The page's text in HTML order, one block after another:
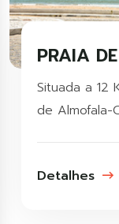
PRAIA
Situada a 12
de Almofala-
Detalhes